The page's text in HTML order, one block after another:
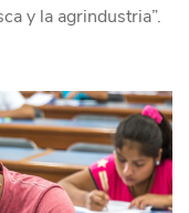
y la agrindustria”.